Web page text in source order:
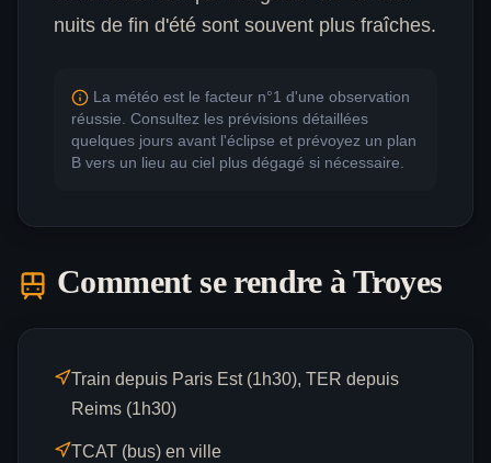
nuits de fin d'été sont souvent plus fraîches.
La météo est le facteur n°1 d'une observation
réussie. Consultez les prévisions détaillées
quelques jours avant l'éclipse et prévoyez un plan
B vers un lieu au ciel plus dégagé si nécessaire.
Comment se rendre à Troyes
Train depuis Paris Est (1h30), TER depuis
Reims (1h30)
TCAT (bus) en ville